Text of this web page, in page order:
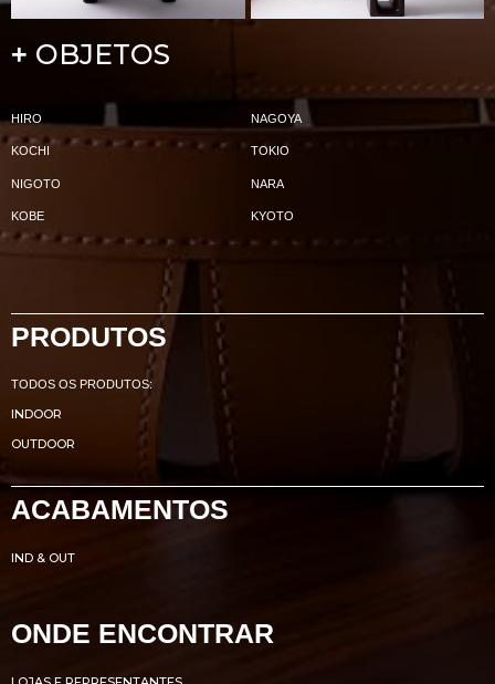
+ OBJETOS
HIRO NAGOYA
KOCHI TOKIO
NIGOTO NARA
KOBE KYOTO
PRODUTOS
TODOS OS PRODUTOS:
INDOOR
OUTDOOR
ACABAMENTOS
IND & OUT
ONDE ENCONTRAR